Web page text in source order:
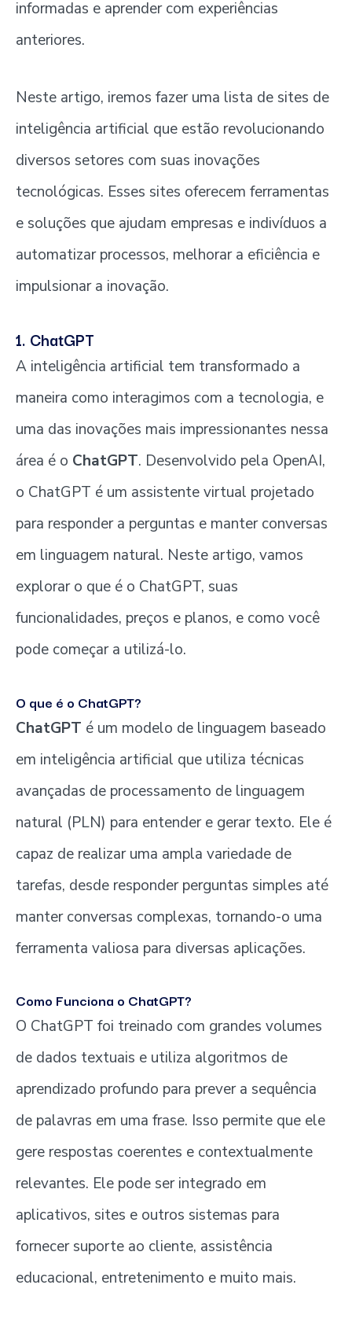
informadas e aprender com experiências
anteriores.
Neste artigo, iremos fazer uma lista de sites de
inteligência artificial que estão revolucionando
diversos setores com suas inovações
tecnológicas. Esses sites oferecem ferramentas
e soluções que ajudam empresas e indivíduos a
automatizar processos, melhorar a eficiência e
impulsionar a inovação.
1. ChatGPT
A inteligência artificial tem transformado a
maneira como interagimos com a tecnologia, e
uma das inovações mais impressionantes nessa
área é o ChatGPT. Desenvolvido pela OpenAI,
o ChatGPT é um assistente virtual projetado
para responder a perguntas e manter conversas
em linguagem natural. Neste artigo, vamos
explorar o que é o ChatGPT, suas
funcionalidades, preços e planos, e como você
pode começar a utilizá-lo.
O que é o ChatGPT?
ChatGPT é um modelo de linguagem baseado
em inteligência artificial que utiliza técnicas
avançadas de processamento de linguagem
natural (PLN) para entender e gerar texto. Ele é
capaz de realizar uma ampla variedade de
tarefas, desde responder perguntas simples até
manter conversas complexas, tornando-o uma
ferramenta valiosa para diversas aplicações.
Como Funciona o ChatGPT?
O ChatGPT foi treinado com grandes volumes
de dados textuais e utiliza algoritmos de
aprendizado profundo para prever a sequência
de palavras em uma frase. Isso permite que ele
gere respostas coerentes e contextualmente
relevantes. Ele pode ser integrado em
aplicativos, sites e outros sistemas para
fornecer suporte ao cliente, assistência
educacional, entretenimento e muito mais.